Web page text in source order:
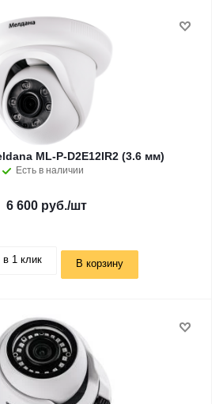
ML-P-D2E12IR2 (3.6 мм)
Есть в наличии
6 600 руб./шт
в 1 клик В корзину